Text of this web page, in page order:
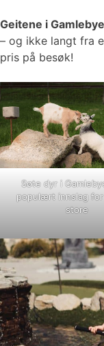
Geitene i
– og ikke langt fra
pris på besøk!
Søte dyr i
populært innslag for
store